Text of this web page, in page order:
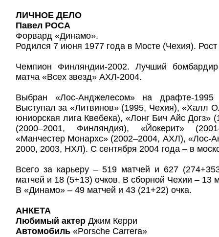
ЛИЧНОЕ ДЕЛО
Павел РОСА
Форвард «Динамо».
Родился 7 июня 1977 года в Мосте (Чехия). Рост
Чемпион Финляндии-2002. Лучший
матча «Всех звезд» АХЛ-2004.
Выбран «Лос-Анджелесом» на драфте-
Выступал за «Литвинов» (1995, Чехия), «Халл
юниорская лига Квебека), «Лонг Бич Айс
(2000–2001, Финляндия), «Йокерит»
«Манчестер Монархс» (2002–2004, АХЛ), «Лос-
2000, 2003, НХЛ). С сентября 2004 года – в
Всего за карьеру – 519 матчей и 627
матчей и 18 (5+13) очков. В сборной Чехии – 13
В «Динамо» – 49 матчей и 43 (21+22) очка.
АНКЕТА
Любимый актер Джим Керри
Автомобиль «Porsche Carrera»